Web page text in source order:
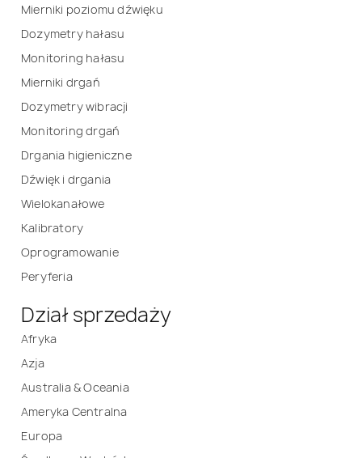
Mierniki poziomu dźwięku
Dozymetry hałasu
Monitoring hałasu
Mierniki drgań
Dozymetry wibracji
Monitoring drgań
Drgania higieniczne
Dźwięk i drgania
Wielokanałowe
Kalibratory
Oprogramowanie
Peryferia
Dział sprzedaży
Afryka
Azja
Australia & Oceania
Ameryka Centralna
Europa